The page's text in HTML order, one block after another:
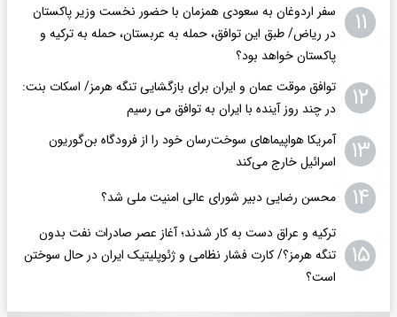
۱۱
سفر اردوغان به سعودی همزمان با حضور نخست وزیر پاکستان
در ریاض/ طبق این توافق، حمله به عربستان، حمله به ترکیه و
پاکستان خواهد بود؟
۱۲
توافق موقت عمان و ایران برای بازگشایی تنگه هرمز/ اسکات بنت:
در چند روز آینده با ایران به توافق می رسیم
۱۳
آمریکا هواپیماهای سوخت‌رسان خود را از فرودگاه بن‌گوریون
اسرائیل خارج می‌کند
۱۴ محسن رضایی دبیر شورای عالی امنیت ملی شد؟
۱۵
ترکیه و عراق دست به کار شدند؛ آغاز عصر صادرات نفت بدون
تنگه هرمز؟/ کارت فشار نظامی و ژئوپلیتیک ایران در حال سوختن
است؟